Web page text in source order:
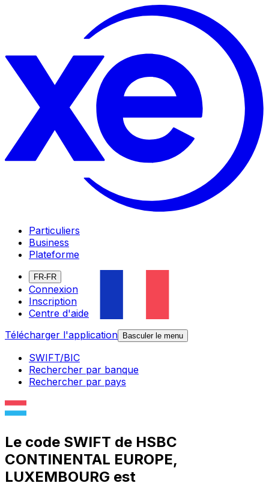
Particuliers
Business
Plateforme
FR-FR
Connexion
Inscription
Centre d'aide
Télécharger l'application
Basculer le menu
SWIFT/BIC
Rechercher par banque
Rechercher par pays
Le code SWIFT de HSBC
CONTINENTAL EUROPE,
LUXEMBOURG est